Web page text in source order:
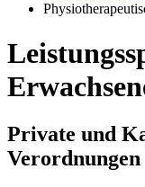
Private und
Verordnungen